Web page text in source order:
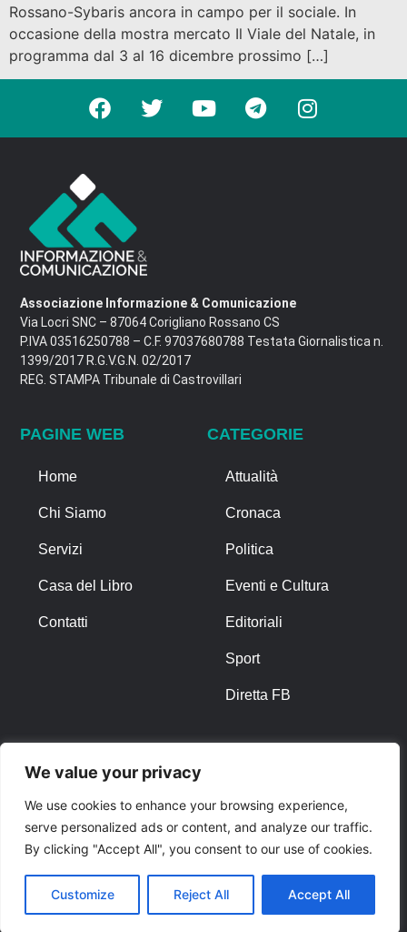
We value your privacy
We use cookies to enhance your browsing experience,
serve personalized ads or content, and analyze our traffic.
By clicking "Accept All", you consent to our use of cookies.
Customize Reject All Accept All
Rossano-Sybaris ancora in campo per il sociale. In
occasione della mostra mercato Il Viale del Natale, in
programma dal 3 al 16 dicembre prossimo […]
Associazione Informazione & Comunicazione
Via Locri SNC – 87064 Corigliano Rossano CS
P.IVA 03516250788 – C.F. 97037680788 Testata Giornalistica n.
1399/2017 R.G.V.G.N. 02/2017
REG. STAMPA Tribunale di Castrovillari
PAGINE WEB
Home
Chi Siamo
Servizi
Casa del Libro
Contatti
CATEGORIE
Attualità
Cronaca
Politica
Eventi e Cultura
Editoriali
Sport
Diretta FB
Privacy Policy